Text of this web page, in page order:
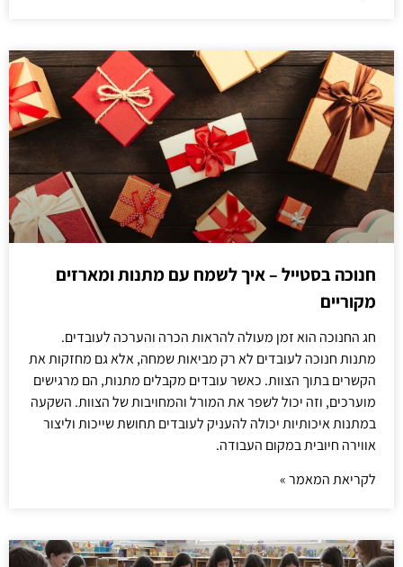
חנוכה בסטייל – איך לשמח עם מתנות ומארזים
מקוריים
חג החנוכה הוא זמן מעולה להראות הכרה והערכה לעובדים.
מתנות חנוכה לעובדים לא רק מביאות שמחה, אלא גם מחזקות את
הקשרים בתוך הצוות. כאשר עובדים מקבלים מתנות, הם מרגישים
מוערכים, וזה יכול לשפר את המורל והמחויבות של הצוות. השקעה
במתנות איכותיות יכולה להעניק לעובדים תחושת שייכות וליצור
אווירה חיובית במקום העבודה.
לקריאת המאמר »